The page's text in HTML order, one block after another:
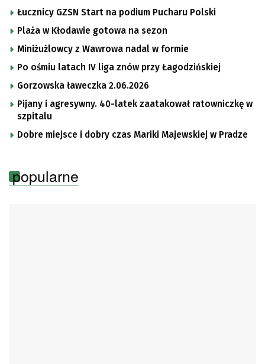
Łucznicy GZSN Start na podium Pucharu Polski
Plaża w Kłodawie gotowa na sezon
Miniżużlowcy z Wawrowa nadal w formie
Po ośmiu latach IV liga znów przy Łagodzińskiej
Gorzowska ławeczka 2.06.2026
Pijany i agresywny. 40-latek zaatakował ratowniczkę w
szpitalu
Dobre miejsce i dobry czas Mariki Majewskiej w Pradze
popularne